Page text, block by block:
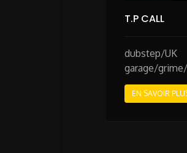
T.P CALL
dubstep/UK
garage/
EN SAVOIR